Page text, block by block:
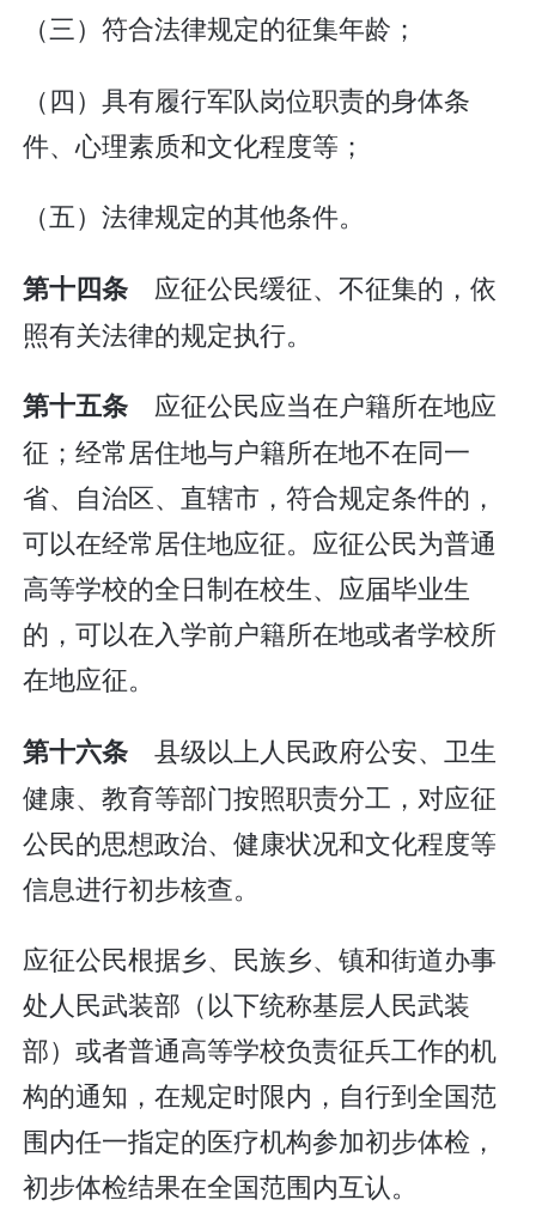
（三）符合法律规定的征集年龄；
（四）具有履行军队岗位职责的身体条
件、心理素质和文化程度等；
（五）法律规定的其他条件。
第十四条 应征公民缓征、不征集的，依
照有关法律的规定执行。
第十五条 应征公民应当在户籍所在地应
征；经常居住地与户籍所在地不在同一
省、自治区、直辖市，符合规定条件的，
可以在经常居住地应征。应征公民为普通
高等学校的全日制在校生、应届毕业生
的，可以在入学前户籍所在地或者学校所
在地应征。
第十六条 县级以上人民政府公安、卫生
健康、教育等部门按照职责分工，对应征
公民的思想政治、健康状况和文化程度等
信息进行初步核查。
应征公民根据乡、民族乡、镇和街道办事
处人民武装部（以下统称基层人民武装
部）或者普通高等学校负责征兵工作的机
构的通知，在规定时限内，自行到全国范
围内任一指定的医疗机构参加初步体检，
初步体检结果在全国范围内互认。